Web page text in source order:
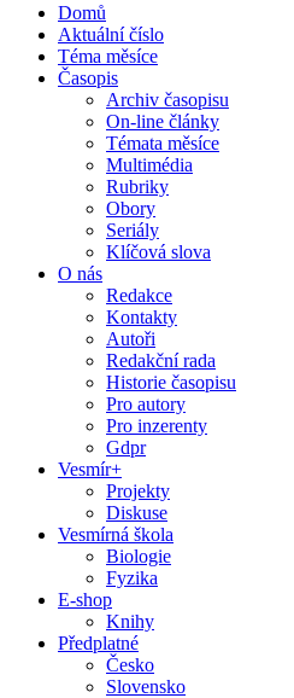
Domů
Aktuální číslo
Téma měsíce
Časopis
Archiv časopisu
On-line články
Témata měsíce
Multimédia
Rubriky
Obory
Seriály
Klíčová slova
O nás
Redakce
Kontakty
Autoři
Redakční rada
Historie časopisu
Pro autory
Pro inzerenty
Gdpr
Vesmír+
Projekty
Diskuse
Vesmírná škola
Biologie
Fyzika
E-shop
Knihy
Předplatné
Česko
Slovensko